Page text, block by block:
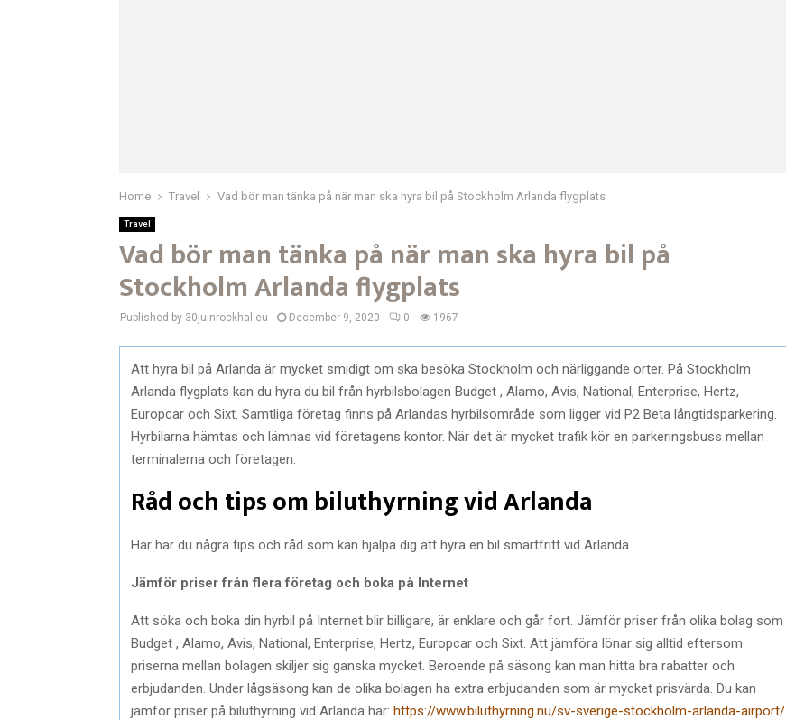
Home Travel Vad bör man tänka på när man ska hyra bil på Stockholm Arlanda flygplats
Travel
Vad bör man tänka på när man ska hyra bil på
Stockholm Arlanda flygplats
Published by 30juinrockhal.eu December 9, 2020 0 1967
Att hyra bil på Arlanda är mycket smidigt om ska besöka Stockholm och närliggande orter. På Stockholm
Arlanda flygplats kan du hyra du bil från hyrbilsbolagen Budget , Alamo, Avis, National, Enterprise, Hertz,
Europcar och Sixt. Samtliga företag finns på Arlandas hyrbilsområde som ligger vid P2 Beta långtidsparkering.
Hyrbilarna hämtas och lämnas vid företagens kontor. När det är mycket trafik kör en parkeringsbuss mellan
terminalerna och företagen.
Råd och tips om biluthyrning vid Arlanda
Här har du några tips och råd som kan hjälpa dig att hyra en bil smärtfritt vid Arlanda.
Jämför priser från flera företag och boka på Internet
Att söka och boka din hyrbil på Internet blir billigare, är enklare och går fort. Jämför priser från olika bolag som
Budget , Alamo, Avis, National, Enterprise, Hertz, Europcar och Sixt. Att jämföra lönar sig alltid eftersom
priserna mellan bolagen skiljer sig ganska mycket. Beroende på säsong kan man hitta bra rabatter och
erbjudanden. Under lågsäsong kan de olika bolagen ha extra erbjudanden som är mycket prisvärda. Du kan
jämför priser på biluthyrning vid Arlanda här: https://www.biluthyrning.nu/sv-sverige-stockholm-arlanda-airport/